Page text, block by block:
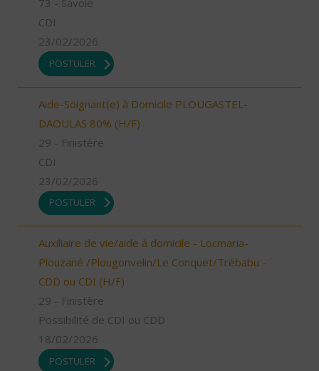
73 - Savoie
CDI
23/02/2026
POSTULER
Aide-Soignant(e) à Domicile PLOUGASTEL-
DAOULAS 80% (H/F)
29 - Finistère
CDI
23/02/2026
POSTULER
Auxiliaire de vie/aide à domicile - Locmaria-
Plouzané /Plougonvelin/Le Conquet/Trébabu -
CDD ou CDI (H/F)
29 - Finistère
Possibilité de CDI ou CDD
18/02/2026
POSTULER